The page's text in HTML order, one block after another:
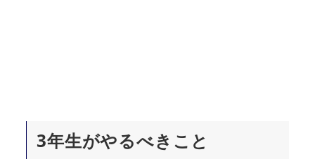
3年生がやるべきこと